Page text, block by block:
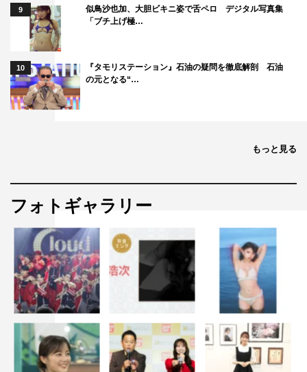
9
似鳥沙也加、大胆ビキニ姿で舌ペロ デジタル写真集
「ブチ上げ極…
10
『タモリステーション』石油の疑問を徹底解剖 石油
の元となる“…
もっと見る
フォトギャラリー